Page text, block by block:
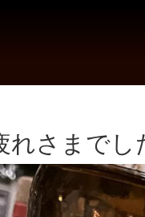
れさまでし